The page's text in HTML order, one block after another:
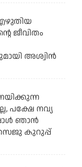
ജീവിതം
അശ്വിന്‍
പക്ഷേ നവ്യ
ഞാന്‍
കുറുപ്പ്